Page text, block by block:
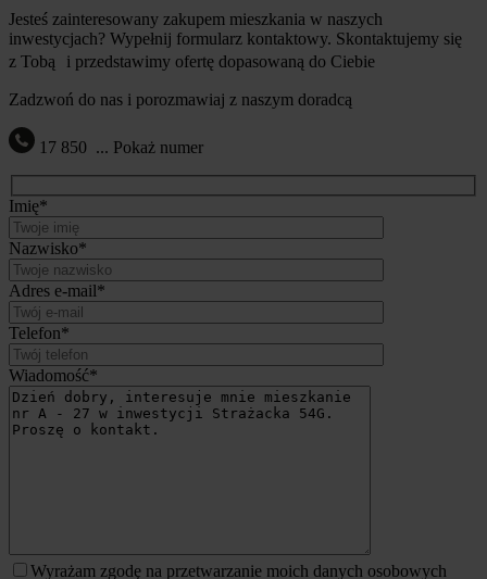
Jesteś zainteresowany zakupem mieszkania w naszych
inwestycjach? Wypełnij formularz kontaktowy. Skontaktujemy się
z Tobą i przedstawimy ofertę dopasowaną do Ciebie
Zadzwoń do nas i porozmawiaj z naszym doradcą
17 850 ... Pokaż numer
Imię*
Nazwisko*
Adres e-mail*
Telefon*
Wiadomość*
Wyrażam zgodę na przetwarzanie moich danych osobowych